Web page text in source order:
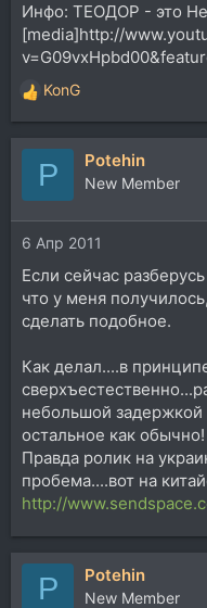
Инфо: ТЕОДОР - это
[media]http://
Р
е
а
и
и
:
KonG
P Potehin
New Member
6 Апр 2011
Если сейчас
что у меня
сделать подобное.
Как делал....в
небольшой задержкой
остальное как обычно!
Правда ролик на
пробема....вот на
http://
P Potehin
New Member